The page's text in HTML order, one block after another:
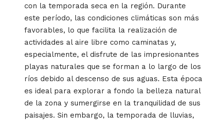
con la temporada seca en la región. Durante
este período, las condiciones climáticas son más
favorables, lo que facilita la realización de
actividades al aire libre como caminatas y,
especialmente, el disfrute de las impresionantes
playas naturales que se forman a lo largo de los
ríos debido al descenso de sus aguas. Esta época
es ideal para explorar a fondo la belleza natural
de la zona y sumergirse en la tranquilidad de sus
paisajes. Sin embargo, la temporada de lluvias,